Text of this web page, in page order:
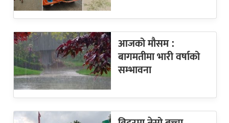
आजको मौसम :
बागमतीमा भारी वर्षाको
सम्भावना